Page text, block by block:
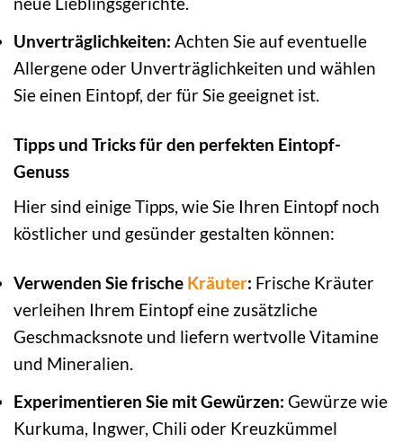
Unverträglichkeiten: Achten Sie auf eventuelle
Allergene oder Unverträglichkeiten und wählen
Sie einen Eintopf, der für Sie geeignet ist.
Tipps und Tricks für den perfekten Eintopf-
Genuss
Hier sind einige Tipps, wie Sie Ihren Eintopf noch
köstlicher und gesünder gestalten können:
Verwenden Sie frische Kräuter: Frische Kräuter
verleihen Ihrem Eintopf eine zusätzliche
Geschmacksnote und liefern wertvolle Vitamine
und Mineralien.
Experimentieren Sie mit Gewürzen: Gewürze wie
Kurkuma, Ingwer, Chili oder Kreuzkümmel